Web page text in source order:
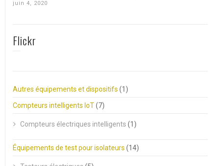
juin 4, 2020
Flickr
Autres équipements et dispositifs (1)
Compteurs intelligents IoT(7)
Compteurs électriques intelligents (1)
Équipements de test pour isolateurs (14)